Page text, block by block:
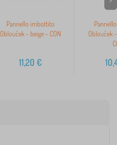
Pannello imbottito
Oblouček - beige - CON
11,20 €
Oblouček